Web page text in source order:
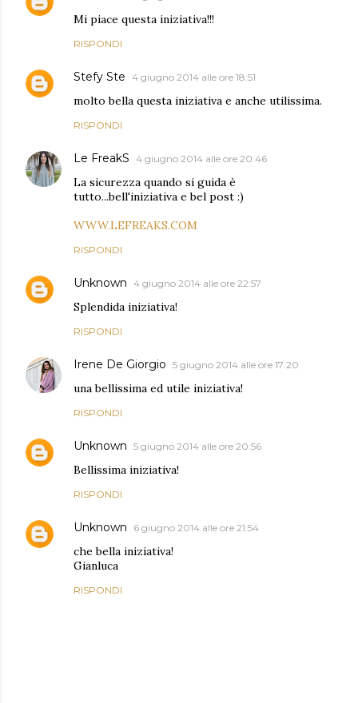
Mi piace questa iniziativa!!!
RISPONDI
Stefy Ste 4 giugno 2014 alle ore 18:51
molto bella questa iniziativa e anche utilissima.
RISPONDI
Le FreakS 4 giugno 2014 alle ore 20:46
La sicurezza quando si guida è
tutto...bell'iniziativa e bel post :)
WWW.LEFREAKS.COM
RISPONDI
Unknown 4 giugno 2014 alle ore 22:57
Splendida iniziativa!
RISPONDI
Irene De Giorgio 5 giugno 2014 alle ore 17:20
una bellissima ed utile iniziativa!
RISPONDI
Unknown 5 giugno 2014 alle ore 20:56
Bellissima iniziativa!
RISPONDI
Unknown 6 giugno 2014 alle ore 21:54
che bella iniziativa!
Gianluca
RISPONDI